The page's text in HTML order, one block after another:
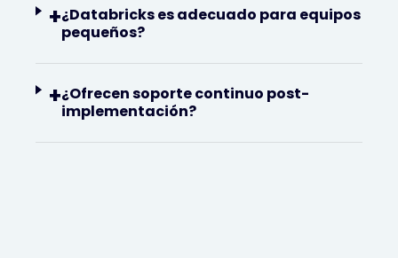
+¿Databricks es adecuado para equipos
pequeños?
+¿Ofrecen soporte continuo post-
implementación?